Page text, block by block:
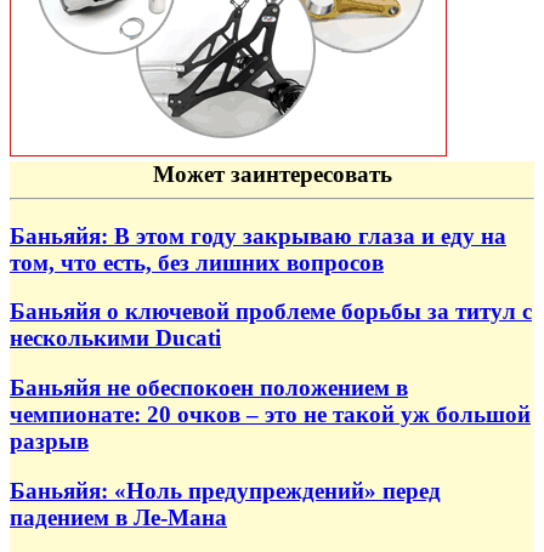
Может заинтересовать
Баньяйя: В этом году закрываю глаза и еду на
том, что есть, без лишних вопросов
Баньяйя о ключевой проблеме борьбы за титул с
несколькими Ducati
Баньяйя не обеспокоен положением в
чемпионате: 20 очков – это не такой уж большой
разрыв
Баньяйя: «Ноль предупреждений» перед
падением в Ле-Мана